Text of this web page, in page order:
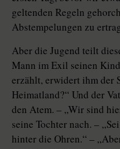
geltenden Regeln
Abstempelungen zu
Aber die Jugend teilt
Mann im Exil seinen
erzählt, erwidert ihm der
Heimatland?“ Und der
den Atem. – „Wir sind
seine Tochter nach. –
hinter die Ohren.“ –